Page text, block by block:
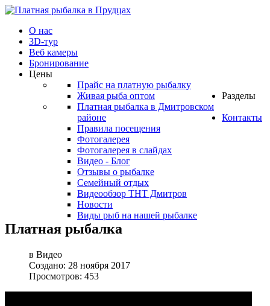
О нас
3D-тур
Веб камеры
Бронирование
Цены
Прайс на платную рыбалку
Живая рыба оптом
Разделы
Платная рыбалка в Дмитровском
районе
Правила посещения
Фотогалерея
Фотогалерея в слайдах
Видео - Блог
Отзывы о рыбалке
Семейный отдых
Видеообзор ТНТ Дмитров
Новости
Виды рыб на нашей рыбалке
Контакты
Платная рыбалка
в Видео
Создано: 28 ноября 2017
Просмотров: 453